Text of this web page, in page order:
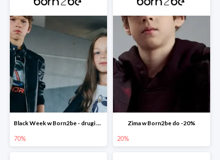
Black Week w Born2be - drugi produkt -70%
70%
Zima w Born2be do -20%
20%